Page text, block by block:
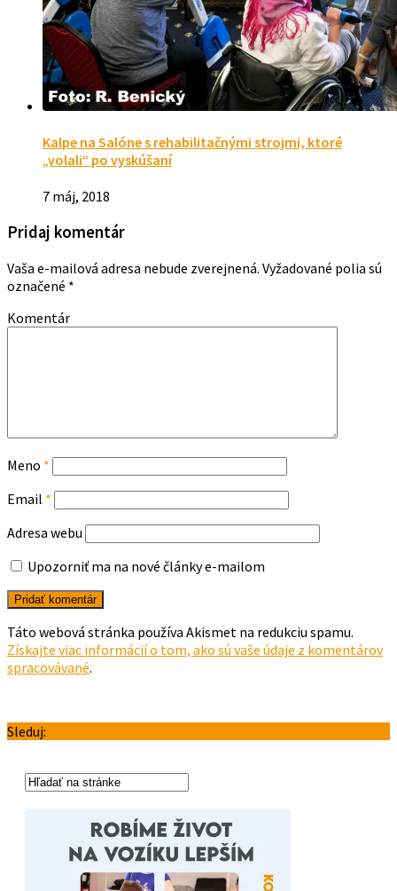
Kalpe na Salóne s rehabilitačnými strojmi, ktoré
„volali“ po vyskúšaní
7 máj, 2018
Pridaj komentár
Vaša e-mailová adresa nebude zverejnená. Vyžadované polia sú
označené *
Komentár
Meno *
Email *
Adresa webu
Upozorniť ma na nové články e-mailom
Táto webová stránka používa Akismet na redukciu spamu.
Získajte viac informácií o tom, ako sú vaše údaje z komentárov
spracovávané.
Sleduj: